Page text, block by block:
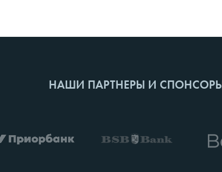
НАШИ ПАРТНЕРЫ И